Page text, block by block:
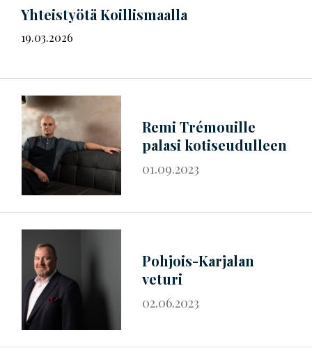
Yhteistyötä Koillismaalla
19.03.2026
Remi Trémouille
palasi kotiseudulleen
01.09.2023
Pohjois-Karjalan
veturi
02.06.2023